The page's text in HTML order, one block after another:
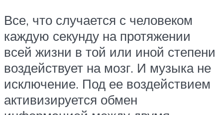
Все, что случается с человеком
каждую секунду на протяжении
всей жизни в той или иной степени
воздействует на мозг. И музыка не
исключение. Под ее воздействием
активизируется обмен